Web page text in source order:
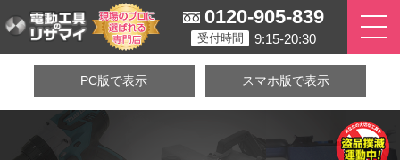
0120-905-839
受付時間 9:15-20:30
PC版で表示 スマホ版で表示